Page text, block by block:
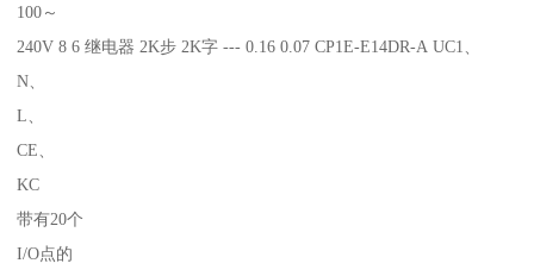
100～
240V 8 6 继电器 2K步 2K字 --- 0.16 0.07 CP1E-E14DR-A UC1、
N、
L、
CE、
KC
带有20个
I/O点的